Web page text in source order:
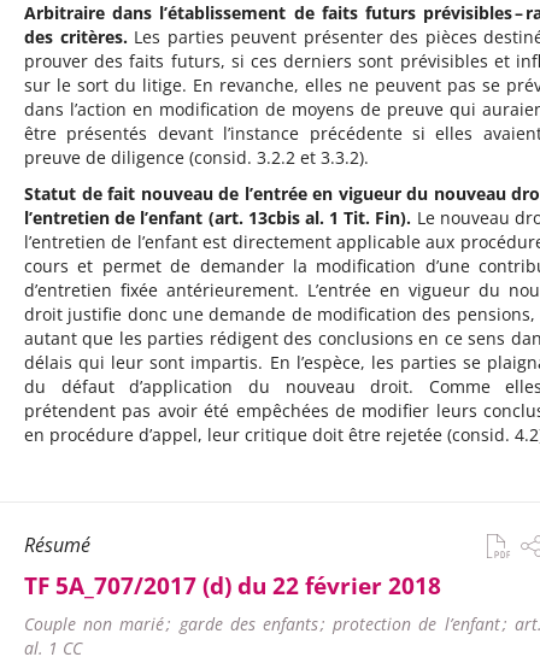
Arbitraire dans l’établissement de faits futurs prévisibles –
des critères.Les parties peuvent présenter des pièces
prouver des faits futurs, si ces derniers sont prévisibles et
sur le sort du litige. En revanche, elles ne peuvent pas se
dans l’action en modification de moyens de preuve qui
être présentés devant l’instance précédente si elles
preuve de diligence (consid. 3.2.2 et 3.3.2).
Statut de fait nouveau de l’entrée en vigueur du nouveau
l’entretien de l’enfant (art. 13cbis al. 1 Tit. Fin). Le nouveau
l’entretien de l’enfant est directement applicable aux
cours et permet de demander la modification d’une
d’entretien fixée antérieurement. L’entrée en vigueur du
droit justifie donc une demande de modification des
autant que les parties rédigent des conclusions en ce sens
délais qui leur sont impartis. En l’espèce, les parties se
du défaut d’application du nouveau droit. Comme
prétendent pas avoir été empêchées de modifier leurs
en procédure d’appel, leur critique doit être rejetée (consid.
Résumé
TF 5A_707/2017 (d) du 22 février 2018
Couple non marié ; garde des enfants ; protection de l’enfant ;
al. 1 CC